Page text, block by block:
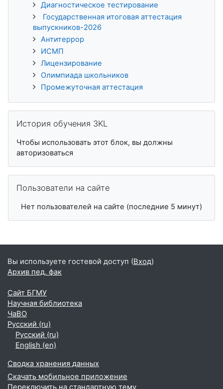
Диагностическое тестирование
Государственная итоговая аттестация
выпускников-2026
Антитеррор
ИСМП
Лицензирование
Олимпиада школьников
Промежуточная аттестация
История обучения 3KL
Чтобы использовать этот блок, вы должны
авторизоваться
Пользователи на сайте
Нет пользователей на сайте (последние 5 минут)
Вы используете гостевой доступ (Вход)
Архив пед. фак
Сайт БГМУ
Научная библиотека
ЧаВО
Русский ‎(ru)‎
Русский ‎(ru)‎
English ‎(en)‎
Сводка хранения данных
Скачать мобильное приложение
Переключить на стандартную тему